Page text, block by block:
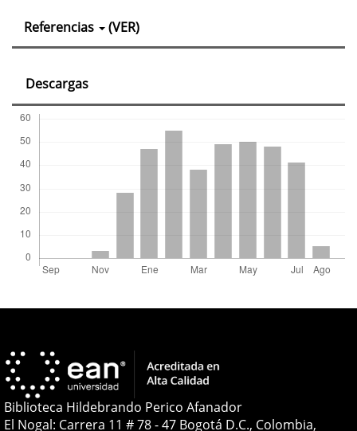
Detalles
del
artículo
Referencias (VER)
Descargas
Biblioteca Hildebrando Perico Afanador
El Nogal: Carrera 11 # 78 - 47 Bogotá D.C., Colombia,